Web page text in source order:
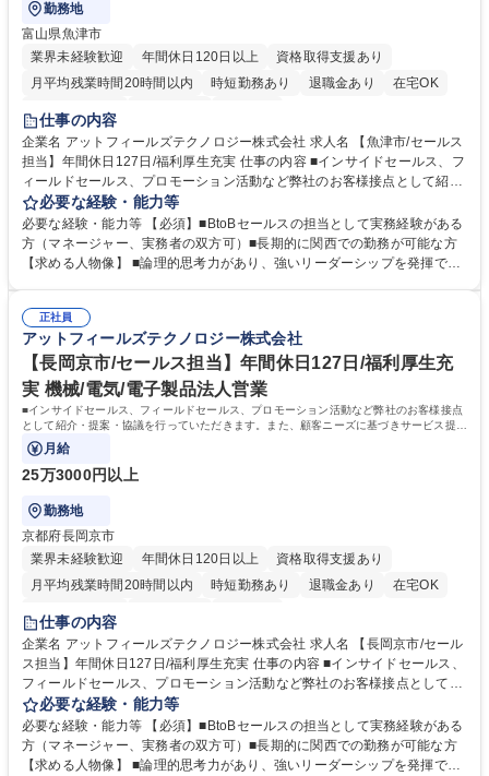
勤務地
富山県魚津市
業界未経験歓迎
年間休日120日以上
資格取得支援あり
月平均残業時間20時間以内
時短勤務あり 退職金あり
在宅OK
完全週休2日制
仕事の内容
企業名 アットフィールズテクノロジー株式会社 求人名 【魚津市/セールス
担当】年間休日127日/福利厚生充実 仕事の内容 ■インサイドセールス、フ
ィールドセールス、プロモーション活動など弊社のお客様接点として紹
介・提案・協議を行っていただきます。また、顧客ニーズに基づきサービ
ス提供を円滑に行うための社内調整も対応いただ きます。担当者として、
スキル・経験に応じて、以下の業務を担当して頂きます。【主な業務】・
フィールドセールス（ニーズの確認、提案を通じた拡販活動）・インサイ
必要な経験・能力等
必要な経験・能力等 【必須】■BtoBセールスの担当として実務経験がある
方（マネージャー、実務者の双方可）■長期的に関西での勤務が可能な方
【求める人物像】 ■論理的思考力があり、強いリーダーシップを発揮でき
高専 語学力： 資格：
正社員
アットフィールズテクノロジー株式会社
【長岡京市/セールス担当】年間休日127日/福利厚生充
実 機械/電気/電子製品法人営業
■インサイドセールス、フィールドセールス、プロモーション活動など弊社のお客様接点
として紹介・提案・協議を行っていただきます。また、顧客ニーズに基づきサービス提供
を円滑に行うための社内調整も対応いただ
月給
25万3000円以上
勤務地
京都府長岡京市
業界未経験歓迎
年間休日120日以上
資格取得支援あり
月平均残業時間20時間以内
時短勤務あり 退職金あり
在宅OK
完全週休2日制
仕事の内容
企業名 アットフィールズテクノロジー株式会社 求人名 【長岡京市/セール
ス担当】年間休日127日/福利厚生充実 仕事の内容 ■インサイドセールス、
フィールドセールス、プロモーション活動など弊社のお客様接点として紹
介・提案・協議を行っていただきます。また、顧客ニーズに基づきサービ
ス提供を円滑に行うための社内調整も対応いただ きます。担当者として、
スキル・経験に応じて、以下の業務を担当して頂きます。【主な業務】・
フィールドセールス（ニーズの確認、提案を通じた拡販活動）・インサイ
必要な経験・能力等
必要な経験・能力等 【必須】■BtoBセールスの担当として実務経験がある
方（マネージャー、実務者の双方可）■長期的に関西での勤務が可能な方
【求める人物像】 ■論理的思考力があり、強いリーダーシップを発揮でき